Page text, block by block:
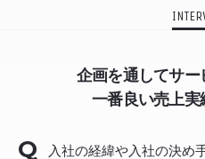
企画を通してサ
一番良い売上
入社の経緯や入社の決め